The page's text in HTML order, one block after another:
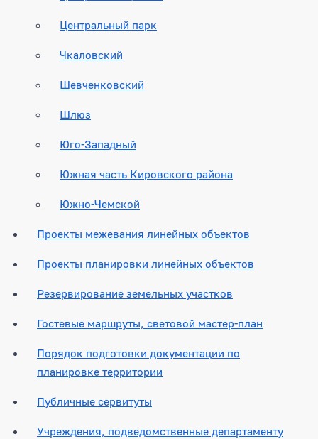
Центральный парк
Чкаловский
Шевченковский
Шлюз
Юго-Западный
Южная часть Кировского района
Южно-Чемской
Проекты межевания линейных объектов
Проекты планировки линейных объектов
Резервирование земельных участков
Гостевые маршруты, световой мастер-план
Порядок подготовки документации по
планировке территории
Публичные сервитуты
Учреждения, подведомственные департаменту